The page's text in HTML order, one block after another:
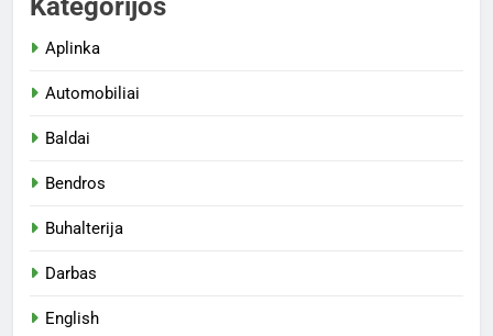
Kategorijos
Aplinka
Automobiliai
Baldai
Bendros
Buhalterija
Darbas
English